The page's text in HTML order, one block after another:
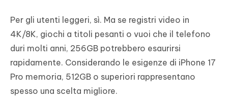
Per gli utenti leggeri, sì. Ma se registri video in
4K/8K, giochi a titoli pesanti o vuoi che il telefono
duri molti anni, 256GB potrebbero esaurirsi
rapidamente. Considerando le esigenze di iPhone 17
Pro memoria, 512GB o superiori rappresentano
spesso una scelta migliore.